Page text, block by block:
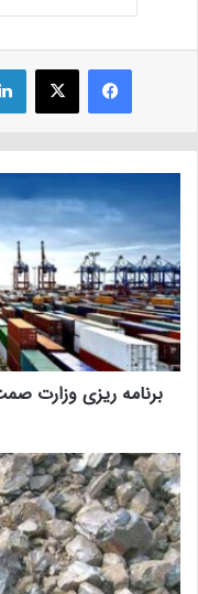
فیسبوک ایکس
برنامه ریزی وزارت